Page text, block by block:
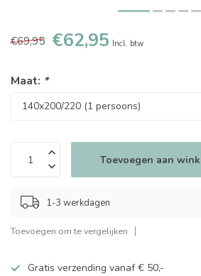
€69,95 €62,95 Incl. btw
Maat: *
Toevoegen aan
1-3 werkdagen
Toevoegen om te vergelijken
Gratis verzending vanaf € 50,-